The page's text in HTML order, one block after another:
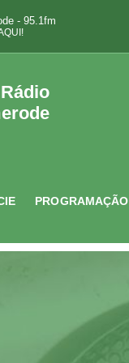
- 95.1fm
PROGRAMAÇÃO